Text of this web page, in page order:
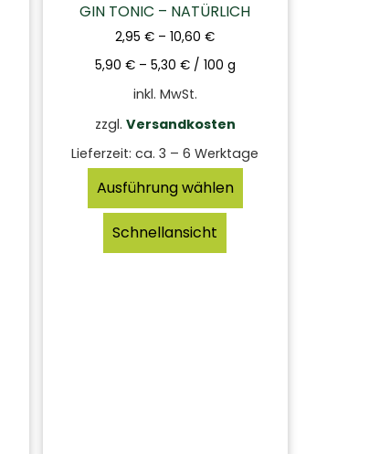
GIN TONIC – NATÜRLICH
2,95€ –10,60€
5,90 €– 5,30 €/ 100 g
inkl. MwSt.
zzgl. Versandkosten
Lieferzeit:ca. 3 – 6 Werktage
Ausführung wählen
Schnellansicht